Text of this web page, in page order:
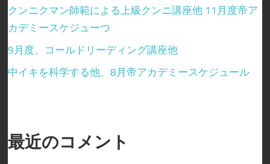
て
の
女
を
せ
る
クンニクマン師範による上級クンニ講座他 11月度帝ア
カデミースケジューつ
9月度、コールドリーディング講座他
中イキを科学する他、8月帝アカデミースケジュール
最近のコメント